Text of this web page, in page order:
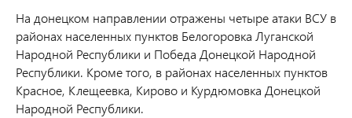
На донецком направлении отражены четыре атаки ВСУ в
районах населенных пунктов Белогоровка Луганской
Народной Республики и Победа Донецкой Народной
Республики. Кроме того, в районах населенных пунктов
Красное, Клещеевка, Кирово и Курдюмовка Донецкой
Народной Республики.